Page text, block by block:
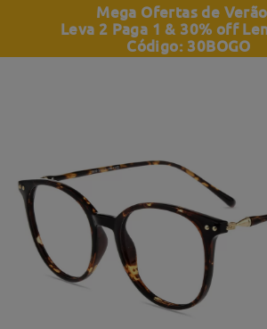
Mega Ofertas de Verão
Leva 2 Paga 1 & 30% off
Código: 30BOGO